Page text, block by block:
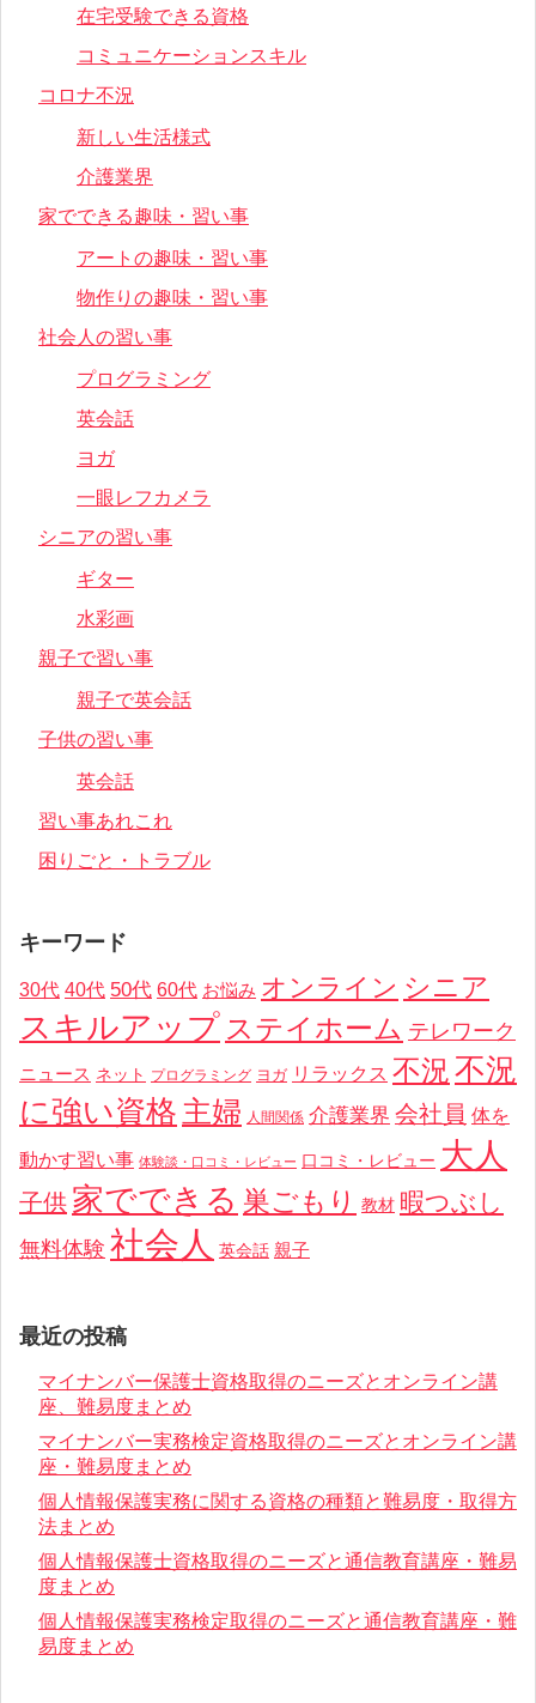
在宅受験できる資格
コミュニケーションスキル
コロナ不況
新しい生活様式
介護業界
家でできる趣味・習い事
アートの趣味・習い事
物作りの趣味・習い事
社会人の習い事
プログラミング
英会話
ヨガ
一眼レフカメラ
シニアの習い事
ギター
水彩画
親子で習い事
親子で英会話
子供の習い事
英会話
習い事あれこれ
困りごと・トラブル
キーワード
30代 40代 50代 60代 お悩み オンライン シニア
スキルアップ ステイホーム テレワーク
ニュース ネット プログラミング ヨガ リラックス 不況不況
に強い資格 主婦 人間関係 介護業界 会社員 体を
動かす習い事 体験談・口コミ・レビュー 口コミ・レビュー 大人
子供 家でできる 巣ごもり 教材 暇つぶし
無料体験 社会人 英会話 親子
最近の投稿
マイナンバー保護士資格取得のニーズとオンライン講
座、難易度まとめ
マイナンバー実務検定資格取得のニーズとオンライン講
座・難易度まとめ
個人情報保護実務に関する資格の種類と難易度・取得方
法まとめ
個人情報保護士資格取得のニーズと通信教育講座・難易
度まとめ
個人情報保護実務検定取得のニーズと通信教育講座・難
易度まとめ